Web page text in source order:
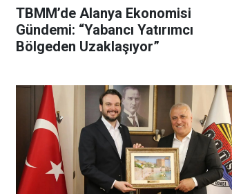
TBMM’de Alanya Ekonomisi
Gündemi: “Yabancı Yatırımcı
Bölgeden Uzaklaşıyor”